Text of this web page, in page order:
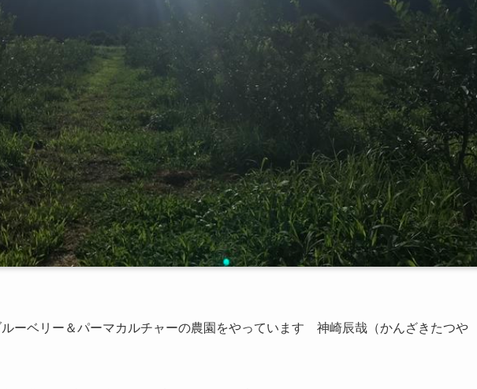
ーベリー＆パーマカルチャーの農園 をやっています 神崎辰哉（かんざきたつや